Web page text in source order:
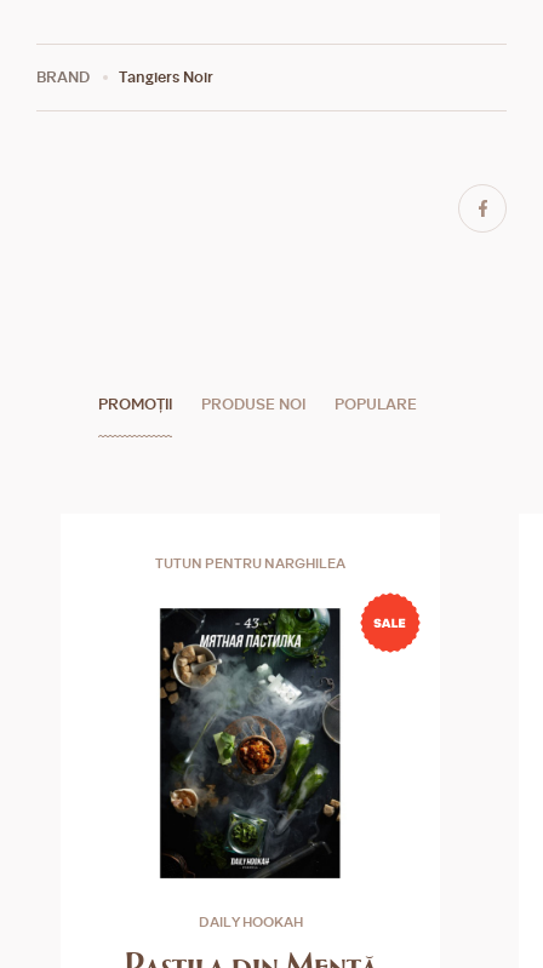
BRAND Tangiers Noir
PROMOȚII PRODUSE NOI POPULARE
TUTUN PENTRU NARGHILEA
DAILY HOOKAH